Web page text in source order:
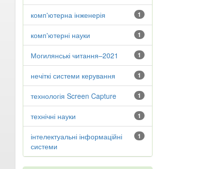
1
комп'ютерна інженерія
1
комп'ютерні науки
1
Могилянські читання–2021
1
нечіткі системи керування
1
технологія Screen Capture
1
технічні науки
1
інтелектуальні інформаційні
системи